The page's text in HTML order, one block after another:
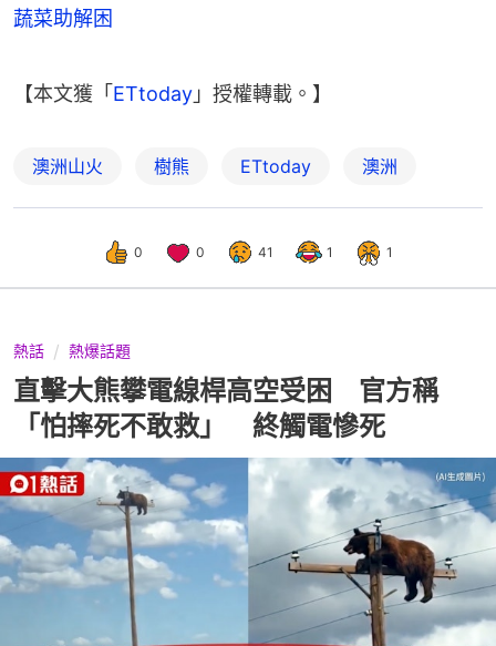
蔬菜助解困
【本文獲「 ETtoday 」授權轉載。】
澳洲山火 樹熊 ETtoday 澳洲
0 0 41 1 1
熱話 熱爆話題
直擊大熊攀電線桿高空受困 官方稱
「怕摔死不敢救」 終觸電慘死